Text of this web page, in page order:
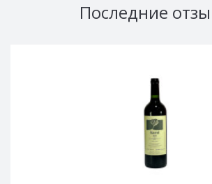
Последние